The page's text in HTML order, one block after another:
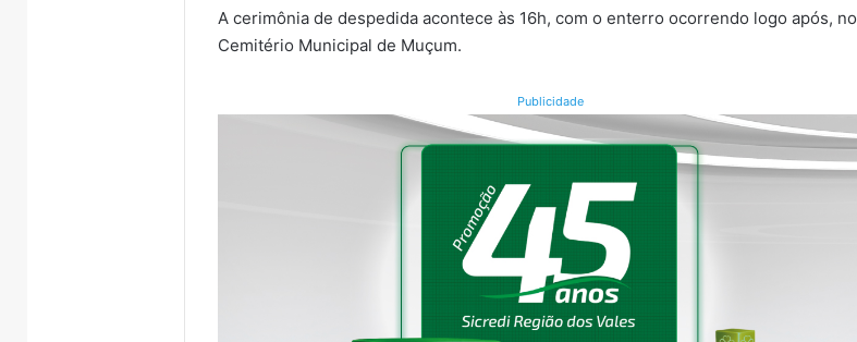
A cerimônia de despedida acontece às 16h, com o enterro ocorrendo logo após, no
Cemitério Municipal de Muçum.
Publicidade